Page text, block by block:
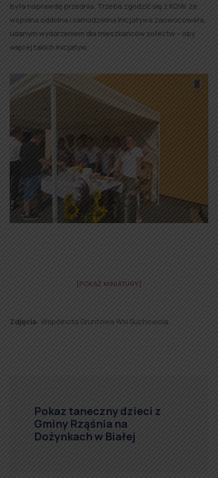
była naprawdę przednia. Trzeba zgodzić się z KGW, że
wspólna oddolna i samodzielna inicjatywa zaowocowała,
udanym wydarzeniem dla mieszkańców sołectw – oby
więcej takich inicjatyw,
[POKAŻ MINIATURY]
Zdjęcia: Wspólnota Gruntowa Wsi Suchowola.
Pokaz taneczny dzieci z
Gminy Rząśnia na
Dożynkach w Białej